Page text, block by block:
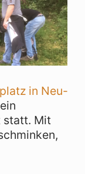
in Neu-
statt. Mit